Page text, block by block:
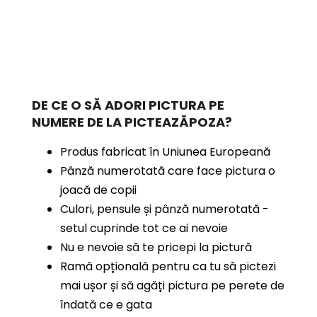
DE CE O SĂ ADORI PICTURA PE
NUMERE DE LA PICTEAZĂPOZA?
Produs fabricat în Uniunea Europeană
Pânză numerotată care face pictura o
joacă de copii
Culori, pensule și pânză numerotată -
setul cuprinde tot ce ai nevoie
Nu e nevoie să te pricepi la pictură
Ramă opțională pentru ca tu să pictezi
mai ușor și să agăți pictura pe perete de
îndată ce e gata